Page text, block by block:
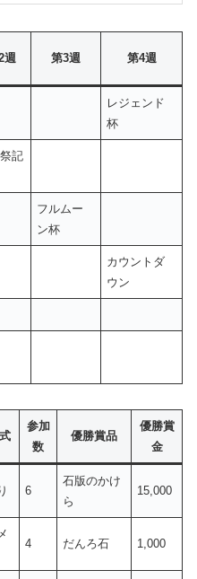
週 第3週 第4週
レジェンド
杯
記
フルムー
ン杯
カウントダ
ウン
参加
数
優勝賞品
優勝賞
金
6
石版のかけ
ら
15,000
4 だんろ石 1,000